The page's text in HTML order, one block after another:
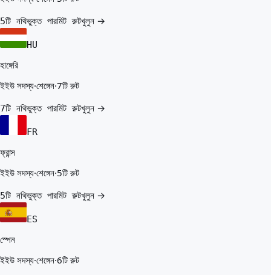
5টি নথিভুক্ত পারমিট রুটখুলুন →
HU
হাঙ্গেরি
ইইউ সদস্য·শেঙ্গেন·7টি রুট
7টি নথিভুক্ত পারমিট রুটখুলুন →
FR
ফ্রান্স
ইইউ সদস্য·শেঙ্গেন·5টি রুট
5টি নথিভুক্ত পারমিট রুটখুলুন →
ES
স্পেন
ইইউ সদস্য·শেঙ্গেন·6টি রুট